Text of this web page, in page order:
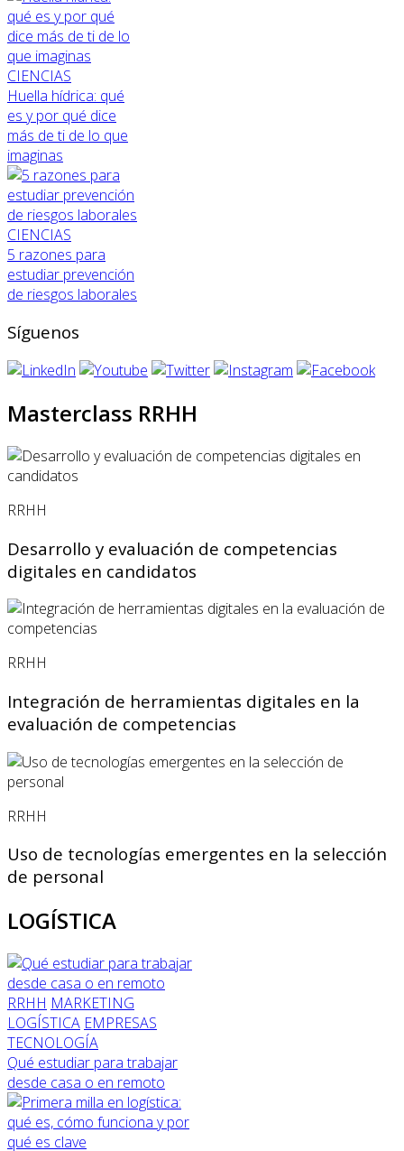
CIENCIAS
Huella hídrica: qué
es y por qué dice
más de ti de lo que
imaginas
CIENCIAS
5 razones para
estudiar prevención
de riesgos laborales
Síguenos
Masterclass RRHH
RRHH
Desarrollo y evaluación de competencias
digitales en candidatos
RRHH
Integración de herramientas digitales en la
evaluación de competencias
RRHH
Uso de tecnologías emergentes en la selección
de personal
LOGÍSTICA
RRHH MARKETING
LOGÍSTICA EMPRESAS
TECNOLOGÍA
Qué estudiar para trabajar
desde casa o en remoto